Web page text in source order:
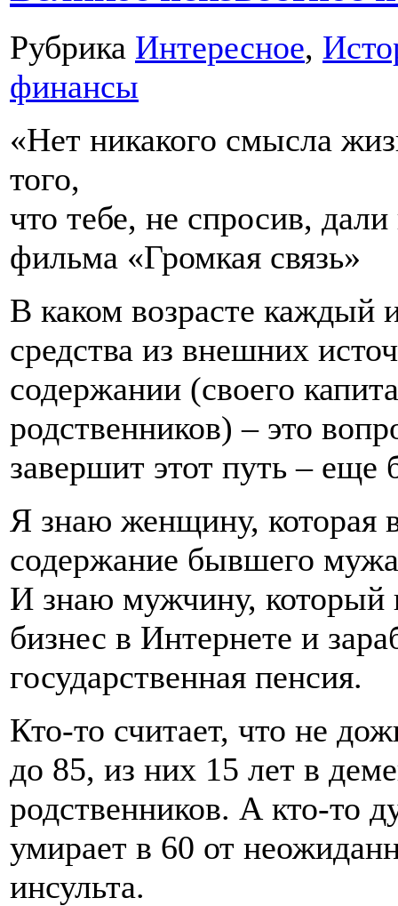
Рубрика Интересное,
финансы
«Нет никакого смысла
того,
что тебе, не спросив,
фильма «Громкая связь»
В каком возрасте каждый
средства из внешних
содержании (своего
родственников) – это
завершит этот путь – еще
Я знаю женщину, которая
содержание бывшего
И знаю мужчину, который
бизнес в Интернете и
государственная пенсия.
Кто-то считает, что не
до 85, из них 15 лет в
родственников. А кто-то
умирает в 60 от
инсульта.